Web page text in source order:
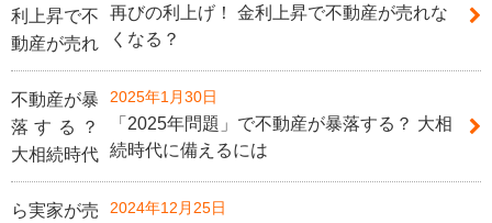
再びの利上げ！ 金利上昇で不動産が売れな
くなる？
2025年1月30日
「2025年問題」で不動産が暴落する？ 大相
続時代に備えるには
2024年12月25日